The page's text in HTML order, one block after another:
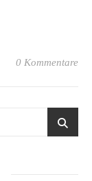
0 Kommentare